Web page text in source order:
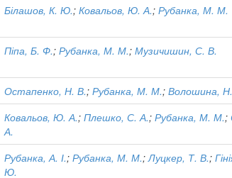
Білашов, К. Ю.; Ковальов, Ю. А.; Рубанка, М. М.
Піпа, Б. Ф.; Рубанка, М. М.; Музичишин, С. В.
Остапенко, Н. В.; Рубанка, М. М.; Волошина,
Ковальов, Ю. А.; Плешко, С. А.; Рубанка, М. М.;
А.
Рубанка, А. І.; Рубанка, М. М.;Луцкер, Т. В.;
Ю.